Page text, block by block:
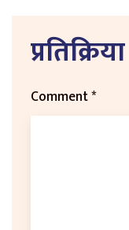
प्रतिक्रिया
Comment*